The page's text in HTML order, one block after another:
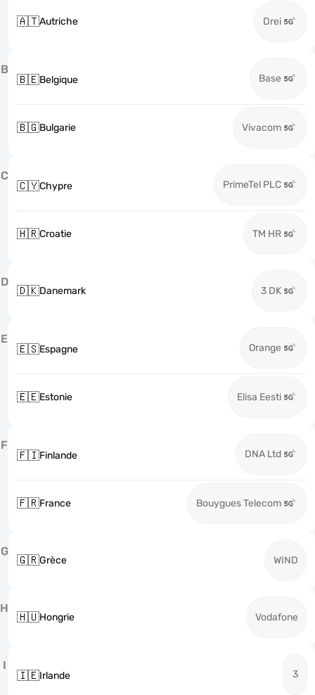
🇦🇹Autriche Drei
B
🇧🇪Belgique Base
🇧🇬Bulgarie Vivacom
C
🇨🇾Chypre PrimeTel PLC
🇭🇷Croatie TM HR
D
🇩🇰Danemark 3 DK
E
🇪🇸Espagne Orange
🇪🇪Estonie Elisa Eesti
F
🇫🇮Finlande DNA Ltd
🇫🇷France Bouygues Telecom
G
🇬🇷Grèce WIND
H
🇭🇺Hongrie Vodafone
I
🇮🇪Irlande 3